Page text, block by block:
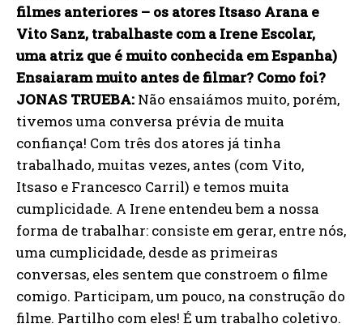
filmes anteriores – os atores Itsaso Arana e
Vito Sanz, trabalhaste com a Irene Escolar,
uma atriz que é muito conhecida em Espanha)
Ensaiaram muito antes de filmar? Como foi?
JONAS TRUEBA: Não ensaiámos muito, porém,
tivemos uma conversa prévia de muita
confiança! Com três dos atores já tinha
trabalhado, muitas vezes, antes (com Vito,
Itsaso e Francesco Carril) e temos muita
cumplicidade. A Irene entendeu bem a nossa
forma de trabalhar: consiste em gerar, entre nós,
uma cumplicidade, desde as primeiras
conversas, eles sentem que constroem o filme
comigo. Participam, um pouco, na construção do
filme. Partilho com eles! É um trabalho coletivo.